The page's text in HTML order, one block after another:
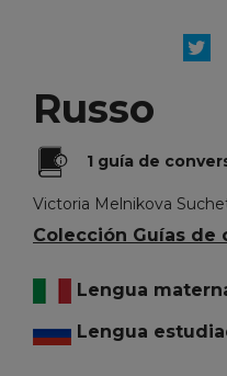
Russo
1 guía de
Victoria Melnikova
Colección Guías de
Lengua
Lengua